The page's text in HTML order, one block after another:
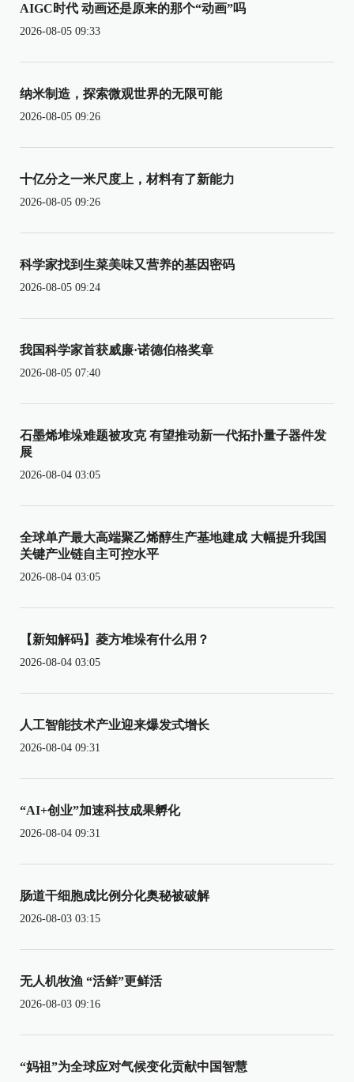
AIGC时代 动画还是原来的那个“动画”吗
2026-08-05 09:33
纳米制造，探索微观世界的无限可能
2026-08-05 09:26
十亿分之一米尺度上，材料有了新能力
2026-08-05 09:26
科学家找到生菜美味又营养的基因密码
2026-08-05 09:24
我国科学家首获威廉·诺德伯格奖章
2026-08-05 07:40
石墨烯堆垛难题被攻克 有望推动新一代拓扑量子器件发
展
2026-08-04 03:05
全球单产最大高端聚乙烯醇生产基地建成 大幅提升我国
关键产业链自主可控水平
2026-08-04 03:05
【新知解码】菱方堆垛有什么用？
2026-08-04 03:05
人工智能技术产业迎来爆发式增长
2026-08-04 09:31
“AI+创业”加速科技成果孵化
2026-08-04 09:31
肠道干细胞成比例分化奥秘被破解
2026-08-03 03:15
无人机牧渔 “活鲜”更鲜活
2026-08-03 09:16
“妈祖”为全球应对气候变化贡献中国智慧